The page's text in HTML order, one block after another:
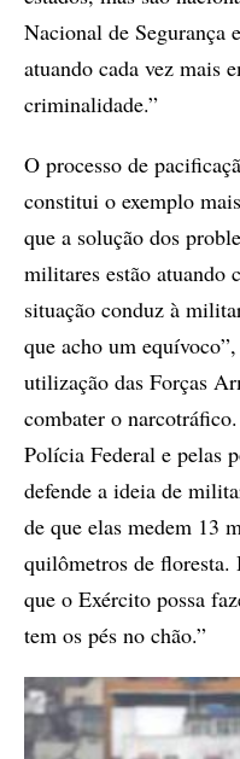
Nacional de Segurança
atuando cada vez mais
criminalidade.”
O processo de
constitui o exemplo
que a solução dos
militares estão atuando
situação conduz à
que acho um
utilização das Forças
combater o
Polícia Federal e pelas
defende a ideia de
de que elas medem 13
quilômetros de floresta.
que o Exército possa
tem os pés no chão.”